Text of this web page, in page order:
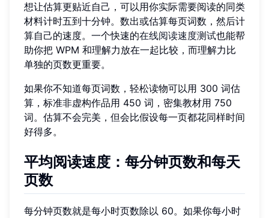
想让估算更贴近自己，可以用你实际需要阅读的同类
材料计时五到十分钟。数出或估算每页词数，然后计
算自己的速度。一个快速的在线阅读速度测试也能帮
助你把 WPM 和理解力放在一起比较，而理解力比
单独的页数更重要。
如果你不知道每页词数，轻松读物可以用 300 词估
算，标准非虚构作品用 450 词，密集教材用 750
词。估算不会完美，但会比假设每一页都花同样时间
好得多。
平均阅读速度：每分钟页数和每天
页数
每分钟页数就是每小时页数除以 60。如果你每小时